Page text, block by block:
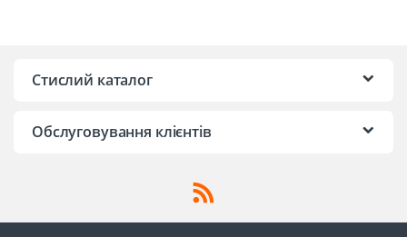
Стислий каталог
Обслуговування клієнтів